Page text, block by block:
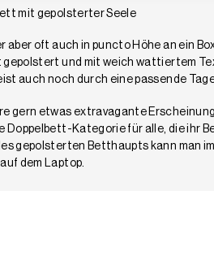
mit gepolsterter Seele
aber oft auch in puncto Höhe an ein
und mit weich wattiertem
auch noch durch eine passende
gern etwas extravagante
Doppelbett-Kategorie für alle, die ihr
gepolsterten Betthaupts kann man
dem Laptop.